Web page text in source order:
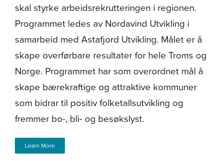
skal styrke arbeidsrekrutteringen i regionen.
Programmet ledes av Nordavind Utvikling i
samarbeid med Astafjord Utvikling. Målet er å
skape overførbare resultater for hele Troms og
Norge. Programmet har som overordnet mål å
skape bærekraftige og attraktive kommuner
som bidrar til positiv folketallsutvikling og
fremmer bo-, bli- og besøkslyst.
Learn More